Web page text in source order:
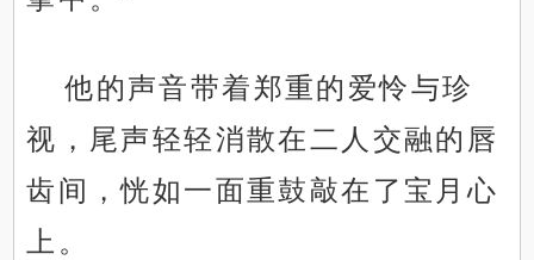
他的声音带着郑重的爱怜与珍
视，尾声轻轻消散在二人交融的唇
齿间，恍如一面重鼓敲在了宝月心
上。